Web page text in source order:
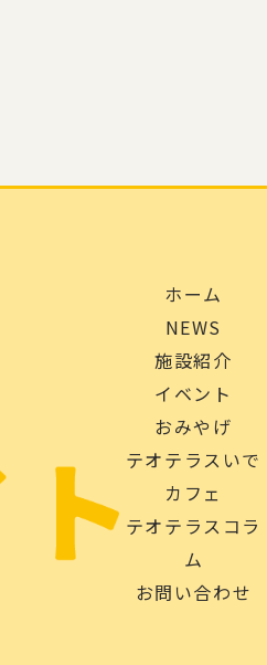
ホーム
NEWS
施設紹介
イベント
おみやげ
テオテラスいで
カフェ
テオテラスコラ
ム
お問い合わせ